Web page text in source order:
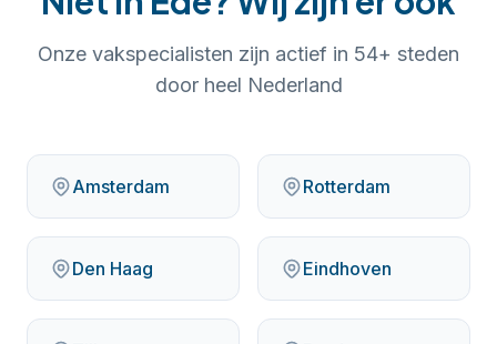
Onze vakspecialisten zijn actief in 54+ steden
door heel Nederland
Amsterdam Rotterdam
Den Haag Eindhoven